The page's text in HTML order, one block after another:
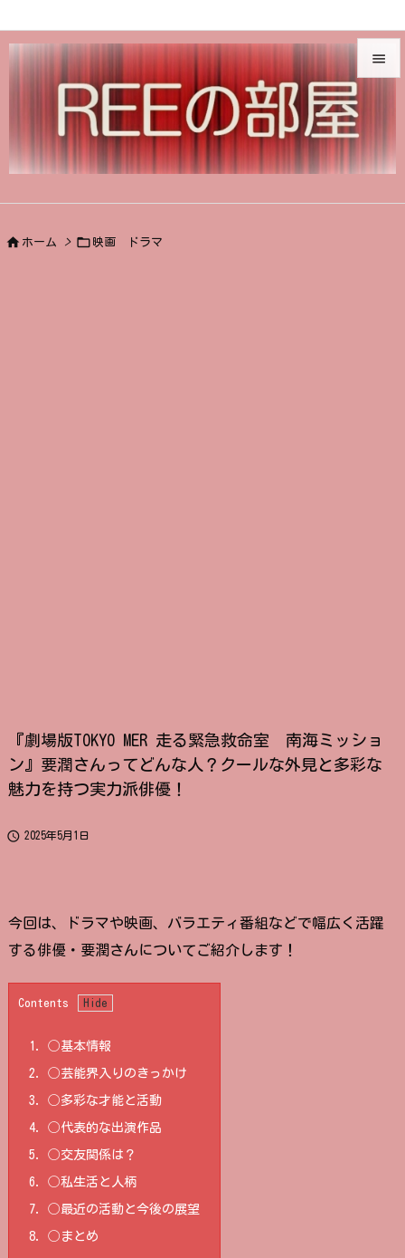


前へ
 ホーム >  映画 ドラマ
『劇場版TOKYO MER 走る緊急救命室 南海ミッショ
ン』要潤さんってどんな人？クールな外見と多彩な
魅力を持つ実力派俳優！
 2025年5月1日
今回は、ドラマや映画、バラエティ番組などで幅広く活躍
する俳優・要潤さんについてご紹介します！
Contents
1. ◯基本情報
2. ◯芸能界入りのきっかけ
3. ◯多彩な才能と活動
4. ◯代表的な出演作品
5. ◯交友関係は？
6. ◯私生活と人柄
7. ◯最近の活動と今後の展望
8. ◯まとめ